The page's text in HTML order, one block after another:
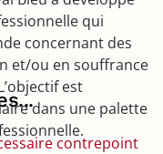
qui
concernant des
et/ou en souffrance
est
dans une palette
contrepoint